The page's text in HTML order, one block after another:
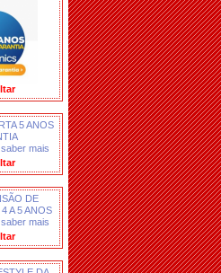
5 ANOS
DE
A 5 ANOS